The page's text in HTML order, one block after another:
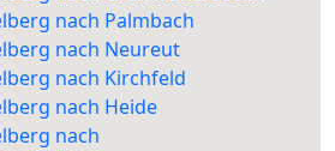
nach Palmbach
nach Neureut
nach Kirchfeld
nach Heide
nach